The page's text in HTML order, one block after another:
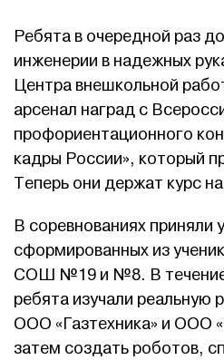
Ребята в очередной раз
инженерии в надежных
Центра внешкольной
арсенал наград с
профориентационного
кадры России», который
Теперь они держат курс
В соревнованиях приняли
сформированных из
СОШ №19 и №8. В течение
ребята изучали реальную
ООО «Газтехника» и ООО
затем создать роботов,